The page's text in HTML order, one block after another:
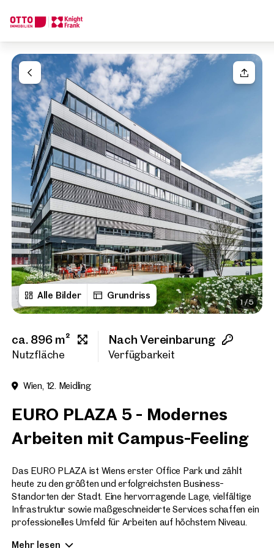
Alle Bilder Grundriss
1/5
ca. 896 m²
Nutzfläche
Nach Vereinbarung
Verfügbarkeit
Wien, 12. Meidling
EURO PLAZA 5 - Modernes
Arbeiten mit Campus-Feeling
Das EURO PLAZA ist Wiens erster Office Park und zählt
heute zu den größten und erfolgreichsten Business-
Standorten der Stadt. Eine hervorragende Lage, vielfältige
Infrastruktur sowie maßgeschneiderte Services schaffen ein
professionelles Umfeld für Arbeiten auf höchstem Niveau.
Mehr lesen
Anrede
Bitte wählen
Titel(optional)
Vorname
Nachname
Telefonnummer
Rückruf-Service
Ich habe die AGB und
Ich möchte regelmäßig
Wir finden Ihre
Traumimmobilie
Sagen Sie uns was Sie suchen und wir finden Ihre
Wie möchten Sie uns kontaktieren?
Online
Immobilie konfigurieren & finden lassen
Direkte:r Ansprechpartner:in
Anrufen oder Rückruf vereinbaren